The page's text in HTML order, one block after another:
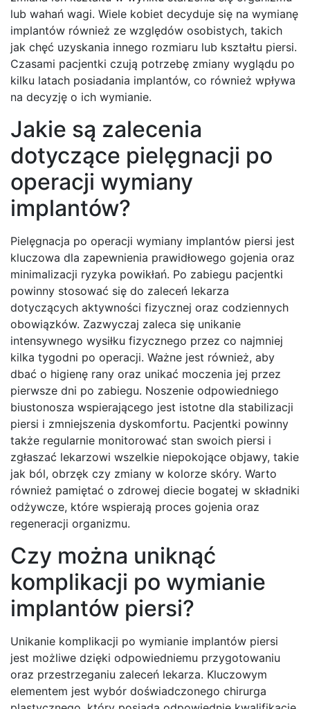
lub wahań wagi. Wiele kobiet decyduje się na wymianę
implantów również ze względów osobistych, takich
jak chęć uzyskania innego rozmiaru lub kształtu piersi.
Czasami pacjentki czują potrzebę zmiany wyglądu po
kilku latach posiadania implantów, co również wpływa
na decyzję o ich wymianie.
Jakie są zalecenia
dotyczące pielęgnacji po
operacji wymiany
implantów?
Pielęgnacja po operacji wymiany implantów piersi jest
kluczowa dla zapewnienia prawidłowego gojenia oraz
minimalizacji ryzyka powikłań. Po zabiegu pacjentki
powinny stosować się do zaleceń lekarza
dotyczących aktywności fizycznej oraz codziennych
obowiązków. Zazwyczaj zaleca się unikanie
intensywnego wysiłku fizycznego przez co najmniej
kilka tygodni po operacji. Ważne jest również, aby
dbać o higienę rany oraz unikać moczenia jej przez
pierwsze dni po zabiegu. Noszenie odpowiedniego
biustonosza wspierającego jest istotne dla stabilizacji
piersi i zmniejszenia dyskomfortu. Pacjentki powinny
także regularnie monitorować stan swoich piersi i
zgłaszać lekarzowi wszelkie niepokojące objawy, takie
jak ból, obrzęk czy zmiany w kolorze skóry. Warto
również pamiętać o zdrowej diecie bogatej w składniki
odżywcze, które wspierają proces gojenia oraz
regeneracji organizmu.
Czy można uniknąć
komplikacji po wymianie
implantów piersi?
Unikanie komplikacji po wymianie implantów piersi
jest możliwe dzięki odpowiedniemu przygotowaniu
oraz przestrzeganiu zaleceń lekarza. Kluczowym
elementem jest wybór doświadczonego chirurga